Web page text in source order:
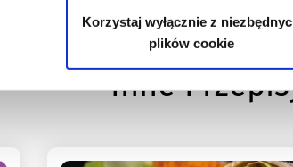
Korzystaj wyłącznie z
plików cookie
Inne